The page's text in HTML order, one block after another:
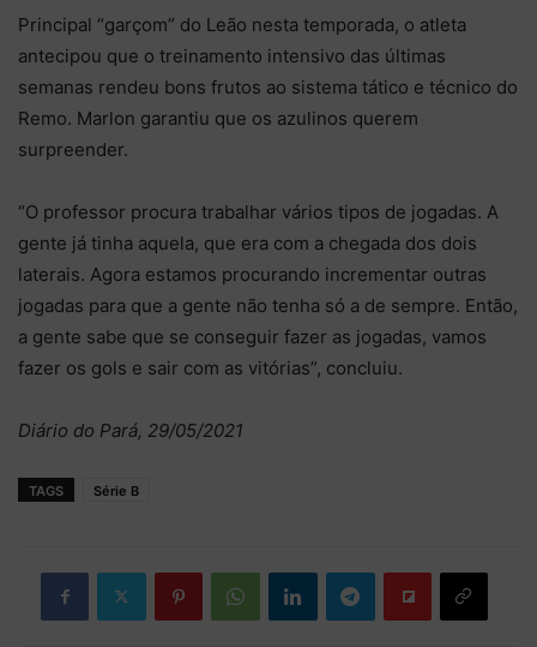
Principal “garçom” do Leão nesta temporada, o atleta
antecipou que o treinamento intensivo das últimas
semanas rendeu bons frutos ao sistema tático e técnico do
Remo. Marlon garantiu que os azulinos querem
surpreender.
“O professor procura trabalhar vários tipos de jogadas. A
gente já tinha aquela, que era com a chegada dos dois
laterais. Agora estamos procurando incrementar outras
jogadas para que a gente não tenha só a de sempre. Então,
a gente sabe que se conseguir fazer as jogadas, vamos
fazer os gols e sair com as vitórias”, concluiu.
Diário do Pará, 29/05/2021
TAGS Série B